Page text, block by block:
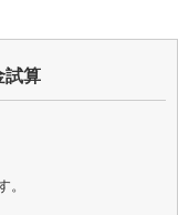
試算
。